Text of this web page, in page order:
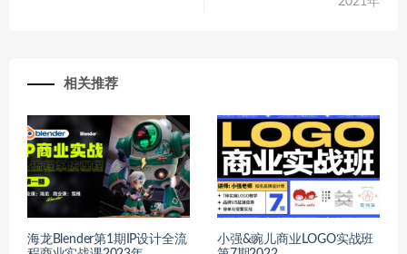
相关推荐
海龙Blender第1期IP设计全流
小强&豌儿商业LOGO实战班